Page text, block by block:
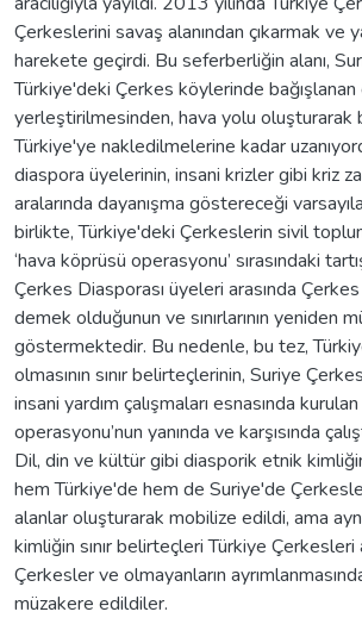
Çerkeslerini savaş alanından çıkarmak ve
harekete geçirdi. Bu seferberliğin alanı,
Türkiye'deki Çerkes köylerinde
yerleştirilmesinden, hava yolu oluşturarak
Türkiye'ye nakledilmelerine kadar
diaspora üyelerinin, insani krizler gibi kriz
aralarında dayanışma göstereceği
birlikte, Türkiye'deki Çerkeslerin sivil
‘hava köprüsü operasyonu’ sırasındaki
Çerkes Diasporası üyeleri arasında
demek olduğunun ve sınırlarının yeniden
göstermektedir. Bu nedenle, bu tez,
olmasının sınır belirteçlerinin, Suriye
insani yardım çalışmaları esnasında
operasyonu’nun yanında ve karşısında
Dil, din ve kültür gibi diasporik etnik
hem Türkiye'de hem de Suriye'de
alanlar oluşturarak mobilize edildi, ama
kimliğin sınır belirteçleri Türkiye Çerkesleri
Çerkesler ve olmayanların
müzakere edildiler.